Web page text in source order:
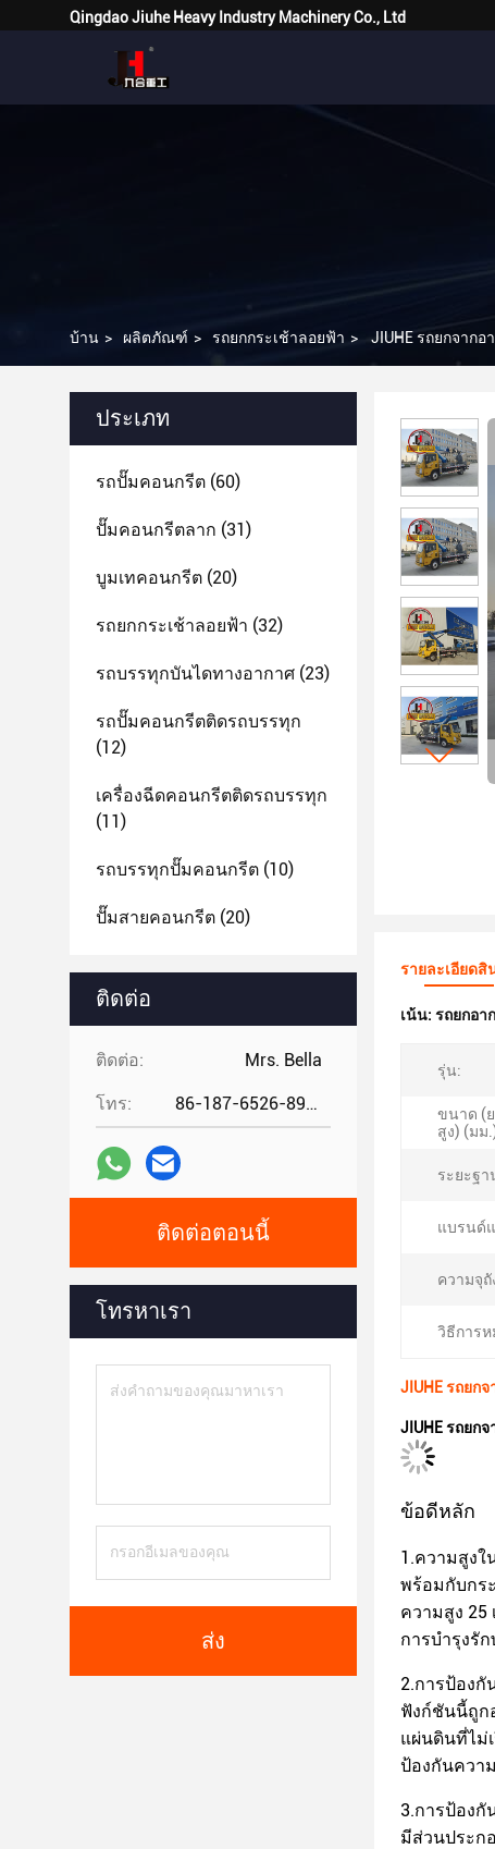
Qingdao Jiuhe Heavy Industry Machinery Co., Ltd
บ้าน > ผลิตภัณฑ์ > รถยกกระเช้าลอยฟ้า > JIUHE รถยกจากอ
ประเภท
รถปั๊มคอนกรีต (60)
ปั๊มคอนกรีตลาก (31)
บูมเทคอนกรีต (20)
รถยกกระเช้าลอยฟ้า (32)
รถบรรทุกบันไดทางอากาศ (23)
รถปั๊มคอนกรีตติดรถบรรทุก
(12)
เครื่องฉีดคอนกรีตติดรถบรรทุก
(11)
รถบรรทุกปั๊มคอนกรีต (10)
ปั๊มสายคอนกรีต (20)
ติดต่อ
ติดต่อ: Mrs. Bella
โทร: 86-187-6526-8972
ติดต่อตอนนี้
โทรหาเรา
ส่ง
รายละเอียดสิ
เน้น: รถยกอา
รุ่น:
ขนาด (ย
สูง) (มม
ระยะฐา
แบรนด์
ความจุถั
วิธีการ
JIUHE รถยก
JIUHE รถยก
ข้อดีหลัก
1.ความสูงใ
พร้อมกับกร
ความสูง 25
การบํารุงรั
2.การป้อง
ฟังก์ชันนี้ถูก
แผ่นดินที่ไม่
ป้องกันควา
3.การป้อง
มีส่วนประก